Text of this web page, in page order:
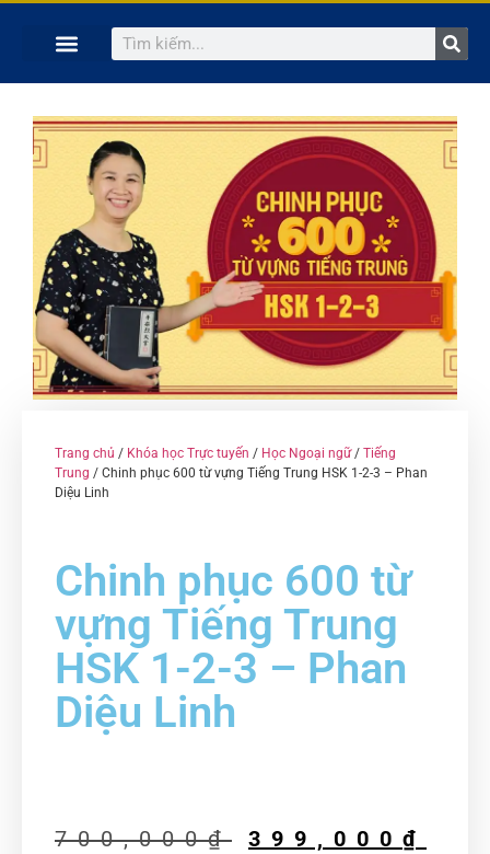
Trang chủ / Khóa học Trực tuyến / Học Ngoại ngữ/ Tiếng
Trung / Chinh phục 600 từ vựng Tiếng Trung HSK 1-2-3 – Phan
Diệu Linh
Chinh phục 600 từ
vựng Tiếng Trung
HSK 1-2-3 – Phan
Diệu Linh
700,000₫ 399,000 ₫